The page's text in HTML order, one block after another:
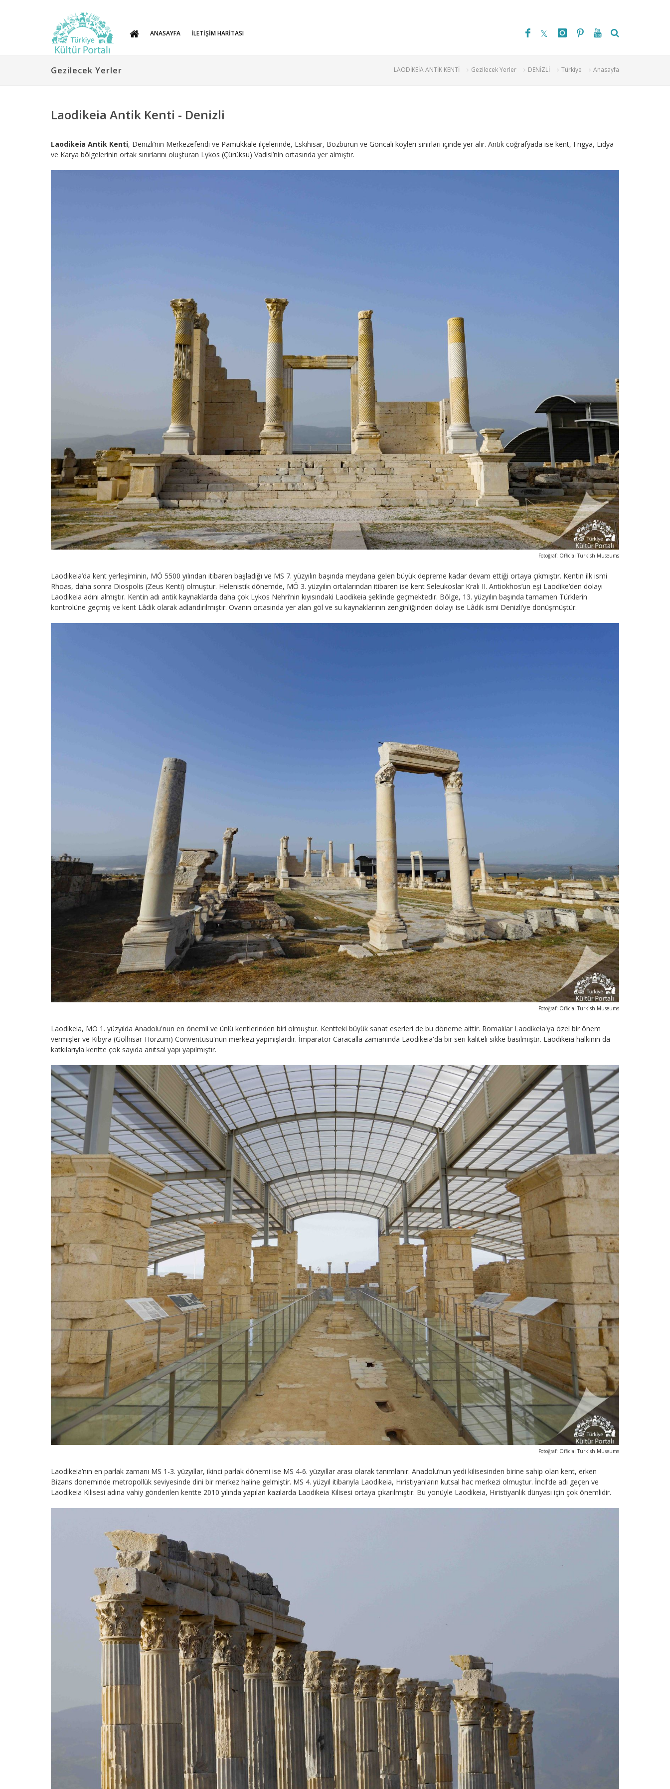
ANASAYFA İLETİŞİM HARİTASI
LAODİKEİA ANTİK KENTİ Gezilecek Yerler DENİZLİ Türkiye Anasayfa
Gezilecek Yerler
Laodikeia Antik Kenti - Denizli
Laodikeia Antik Kenti, Denizli’nin Merkezefendi ve Pamukkale ilçelerinde, Eskihisar, Bozburun ve Goncalı köyleri sınırları içinde yer alır. Antik coğrafyada ise kent, Frigya, Lidya
ve Karya bölgelerinin ortak sınırlarını oluşturan Lykos (Çürüksu) Vadisi’nin ortasında yer almıştır.
Fotoğraf: Official Turkish Museums
Laodikeia’da kent yerleşiminin, MÖ 5500 yılından itibaren başladığı ve MS 7. yüzyılın başında meydana gelen büyük depreme kadar devam ettiği ortaya çıkmıştır. Kentin ilk ismi
Rhoas, daha sonra Diospolis (Zeus Kenti) olmuştur. Helenistik dönemde, MÖ 3. yüzyılın ortalarından itibaren ise kent Seleukoslar Kralı II. Antiokhos’un eşi Laodike’den dolayı
Laodikeia adını almıştır. Kentin adı antik kaynaklarda daha çok Lykos Nehri’nin kıyısındaki Laodikeia şeklinde geçmektedir. Bölge, 13. yüzyılın başında tamamen Türklerin
kontrolüne geçmiş­ ve kent Lâdik olarak adlandırılmıştır. Ovanın ortasında yer alan göl ve su kaynaklarının zenginliğinden dolayı ise Lâdik ismi Denizli’ye dönüşmüştür.
Fotoğraf: Official Turkish Museums
Laodikeia, MÖ 1. yüzyılda Anadolu'nun en önemli ve ünlü kentlerinden biri olmuştur. Kentteki büyük sanat eserleri de bu döneme aittir. Romalılar Laodikeia'ya özel bir önem
vermişler ve Kibyra (Gölhisar-Horzum) Conventusu'nun merkezi yapmışlardır. İmparator Caracalla zamanında Laodikeia'da bir seri kaliteli sikke basılmıştır. Laodikeia halkının da
katkılarıyla kentte çok sayıda anıtsal yapı yapılmıştır.
Fotoğraf: Official Turkish Museums
Laodikeia’nın en parlak zamanı MS 1-3. yüzyıllar, ikinci parlak dönemi ise MS 4-6. yüzyıllar arası olarak tanımlanır. Anadolu’nun yedi kilisesinden birine sahip olan kent, erken
Bizans döneminde metropollük seviyesinde dini bir merkez haline gelmiştir. MS 4. yüzyıl itibarıyla Laodikeia, Hıristiyanların kutsal hac merkezi olmuştur. İncil’de adı geçen ve
Laodikeia Kilisesi adına vahiy gönderilen kentte 2010 yılında yapılan kazılarda Laodikeia Kilisesi ortaya çıkarılmıştır. Bu yönüyle Laodikeia, Hıristiyanlık dünyası için çok önemlidir.